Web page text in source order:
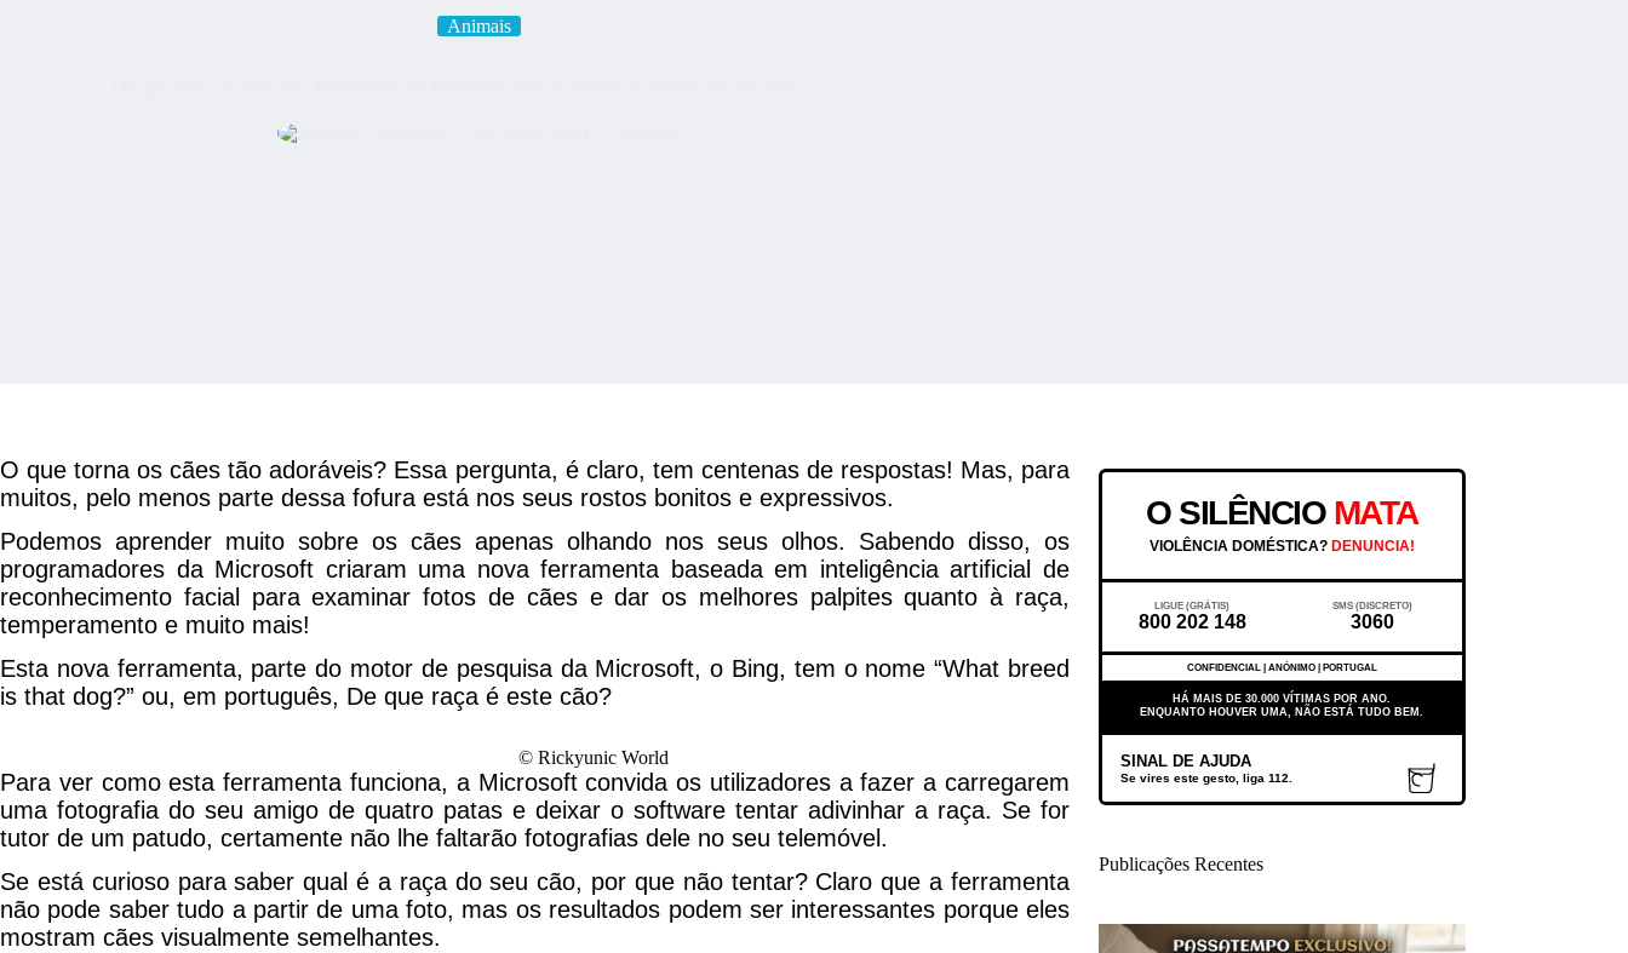
Animais
O que torna os cães tão adoráveis? Essa pergunta, é claro, tem centenas de respostas! Mas, para
muitos, pelo menos parte dessa fofura está nos seus rostos bonitos e expressivos.
Podemos aprender muito sobre os cães apenas olhando nos seus olhos. Sabendo disso, os
programadores da Microsoft criaram uma nova ferramenta baseada em inteligência artificial de
reconhecimento facial para examinar fotos de cães e dar os melhores palpites quanto à raça,
temperamento e muito mais!
Esta nova ferramenta, parte do motor de pesquisa da Microsoft, o Bing, tem o nome “What breed
is that dog?” ou, em português, De que raça é este cão?
© Rickyunic World
Para ver como esta ferramenta funciona, a Microsoft convida os utilizadores a fazer a carregarem
uma fotografia do seu amigo de quatro patas e deixar o software tentar adivinhar a raça. Se for
tutor de um patudo, certamente não lhe faltarão fotografias dele no seu telemóvel.
Se está curioso para saber qual é a raça do seu cão, por que não tentar? Claro que a ferramenta
não pode saber tudo a partir de uma foto, mas os resultados podem ser interessantes porque eles
mostram cães visualmente semelhantes.
O SILÊNCIO MATA
VIOLÊNCIA DOMÉSTICA? DENUNCIA!
LIGUE (GRÁTIS)
800 202 148
SMS (DISCRETO)
3060
CONFIDENCIAL | ANÓNIMO | PORTUGAL
HÁ MAIS DE 30.000 VÍTIMAS POR ANO.
ENQUANTO HOUVER UMA, NÃO ESTÁ TUDO BEM.
SINAL DE AJUDA
Se vires este gesto, liga 112.
Publicações Recentes